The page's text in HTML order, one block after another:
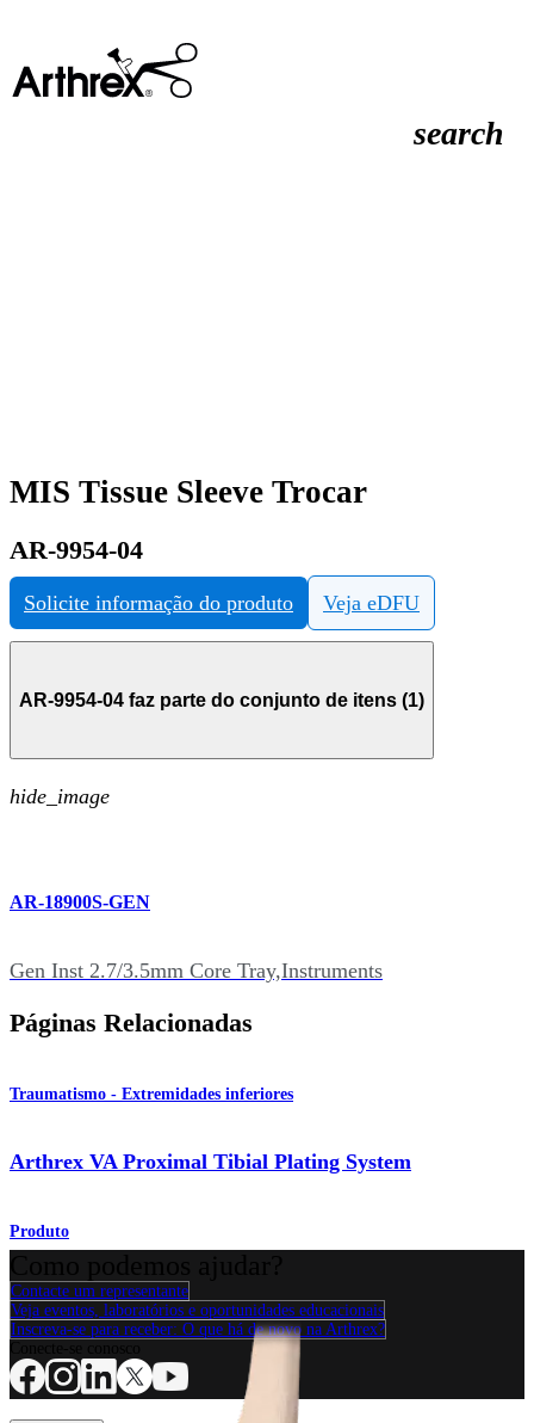
search
MIS Tissue Sleeve Trocar
AR-9954-04
Solicite informação do produto Veja eDFU
AR-9954-04 faz parte do conjunto de itens (1)
hide_image
AR-18900S-GEN
Gen Inst 2.7/3.5mm Core Tray,Instruments
Páginas Relacionadas
Traumatismo - Extremidades inferiores
Arthrex VA Proximal Tibial Plating System
Produto
Contacte um representante
Veja eventos, laboratórios e oportunidades educacionais
Inscreva-se para receber: O que há de novo na Arthrex?